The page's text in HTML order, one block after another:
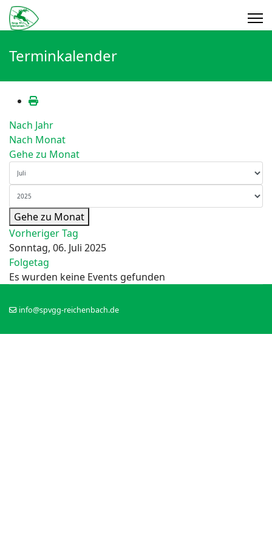
Terminkalender
Nach Jahr
Nach Monat
Gehe zu Monat
Gehe zu Monat
Vorheriger Tag
Sonntag, 06. Juli 2025
Folgetag
Es wurden keine Events gefunden
info@spvgg-reichenbach.de